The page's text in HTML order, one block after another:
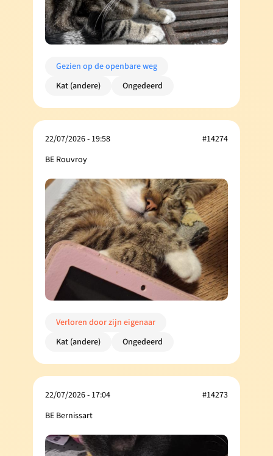
Gezien op de openbare weg
Kat (andere)
Ongedeerd
22/07/2026 - 19:58
BE Rouvroy
#14274
Verloren door zijn eigenaar
Kat (andere)
Ongedeerd
22/07/2026 - 17:04
BE Bernissart
#14273